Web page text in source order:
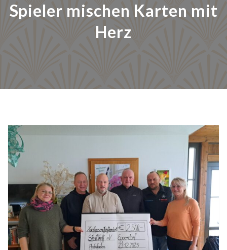
Spieler mischen Karten mit
Herz